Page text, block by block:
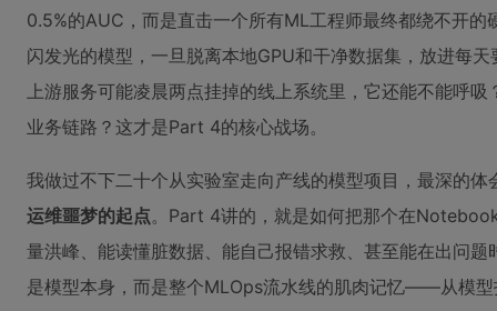
0.5%的AUC，而是直击一个所有ML工程师最终都绕不开
闪发光的模型，一旦脱离本地GPU和干净数据集，放进每
上游服务可能凌晨两点挂掉的线上系统里，它还能不能呼
业务链路？这才是Part 4的核心战场。
我做过不下二十个从实验室走向产线的模型项目，最深的体
运维噩梦的起点。Part 4讲的，就是如何把那个在
量洪峰、能读懂脏数据、能自己报错求救、甚至能在出问题
是模型本身，而是整个MLOps流水线的肌肉记忆——从模